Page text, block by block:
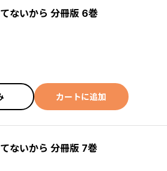
ないから 分冊版 6巻
カートに追加
ないから 分冊版 7巻